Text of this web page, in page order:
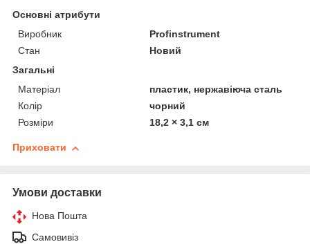
Основні атрибути
Виробник
Profinstrument
Стан
Новий
Загальні
Матеріал
пластик, нержавіюча сталь
Колір
чорний
Розміри
18,2 × 3,1 см
Приховати
Умови доставки
Нова Пошта
Самовивіз